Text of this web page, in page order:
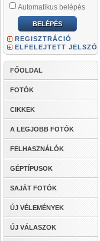
Automatikus belépés
REGISZTRÁCIÓ
ELFELEJTETT JELSZÓ
FŐOLDAL
FOTÓK
CIKKEK
A LEGJOBB FOTÓK
FELHASZNÁLÓK
GÉPTÍPUSOK
SAJÁT FOTÓK
ÚJ VÉLEMÉNYEK
ÚJ VÁLASZOK